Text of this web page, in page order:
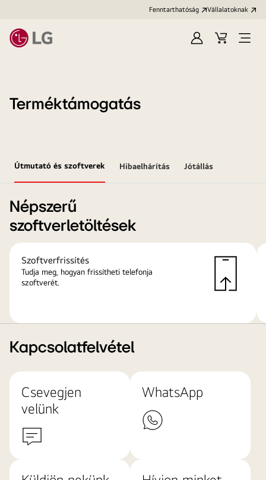
Fenntarthatóság Vállalatoknak
Bejelentkezés
KosárMenü
Terméktámogatás
Útmutató és szoftverek Hibaelhárítás Jótállás
Népszerű
szoftverletöltések
Szoftverfrissítés
Tudja meg, hogyan frissítheti telefonja
szoftverét.
Kapcsolatfelvétel
Csevegjen
velünk
WhatsApp